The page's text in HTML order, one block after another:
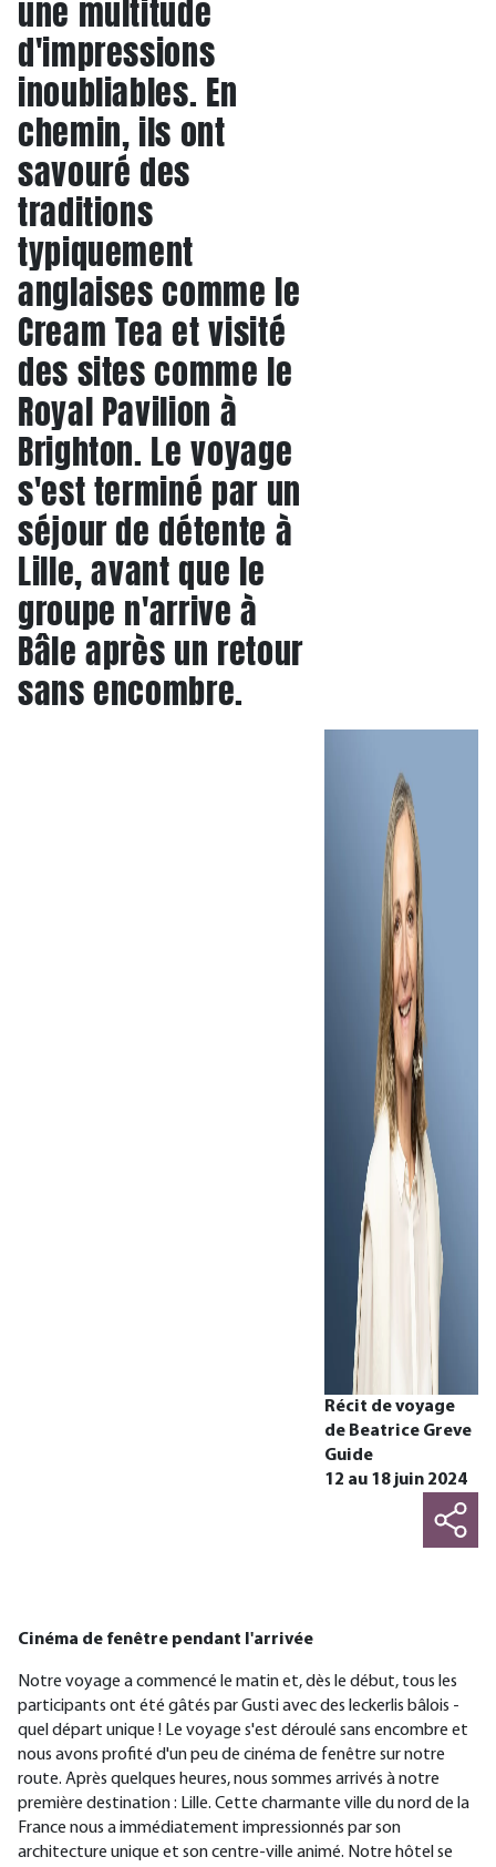
une multitude
d'impressions
inoubliables. En
chemin, ils ont
savouré des
traditions
typiquement
anglaises comme le
Cream Tea et visité
des sites comme le
Royal Pavilion à
Brighton. Le voyage
s'est terminé par un
séjour de détente à
Lille, avant que le
groupe n'arrive à
Bâle après un retour
sans encombre.
Récit de voyage
de Beatrice Greve
Guide
12 au 18 juin 2024
Cinéma de fenêtre pendant l'arrivée
Notre voyage a commencé le matin et, dès le début, tous les
participants ont été gâtés par Gusti avec des leckerlis bâlois -
quel départ unique ! Le voyage s'est déroulé sans encombre et
nous avons profité d'un peu de cinéma de fenêtre sur notre
route. Après quelques heures, nous sommes arrivés à notre
première destination : Lille. Cette charmante ville du nord de la
France nous a immédiatement impressionnés par son
architecture unique et son centre-ville animé. Notre hôtel se